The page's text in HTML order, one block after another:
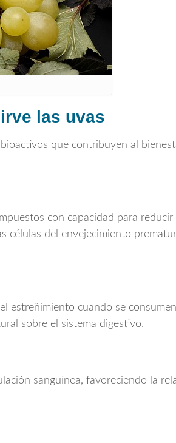
las uvas
que contribuyen al
con capacidad para
del envejecimiento
estreñimiento cuando se
sobre el sistema digestivo.
sanguínea, favoreciendo la